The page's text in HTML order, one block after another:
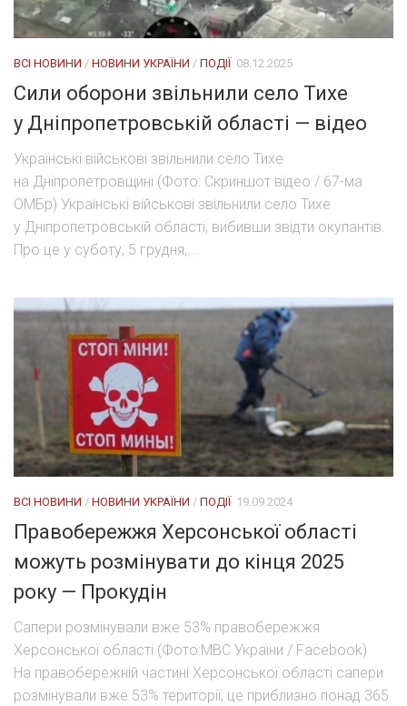
ВСІ НОВИНИ / НОВИНИ УКРАЇНИ / ПОДІЇ 08.12.2025
Сили оборони звільнили село Тихе
у Дніпропетровській області — відео
Українські військові звільнили село Тихе
на Дніпропетровщині (Фото: Скриншот відео / 67-ма
ОМБр) Українські військові звільнили село Тихе
у Дніпропетровській області, вибивши звідти окупантів.
Про це у суботу, 5 грудня,...
ВСІ НОВИНИ / НОВИНИ УКРАЇНИ / ПОДІЇ 19.09.2024
Правобережжя Херсонської області
можуть розмінувати до кінця 2025
року — Прокудін
Сапери розмінували вже 53% правобережжя
Херсонської області (Фото:МВС України / Facebook)
На правобережній частині Херсонської області сапери
розмінували вже 53% території, це приблизно понад 365